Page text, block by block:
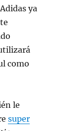
ya
como
le
super